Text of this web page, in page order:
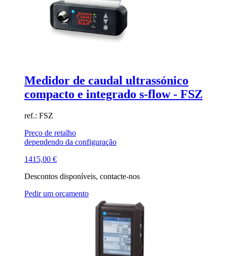
Medidor de caudal ultrassónico
compacto e integrado s-flow - FSZ
ref.: FSZ
Preço de retalho
dependendo da configuração
1415,00 €
Descontos disponíveis, contacte-nos
Pedir um orçamento